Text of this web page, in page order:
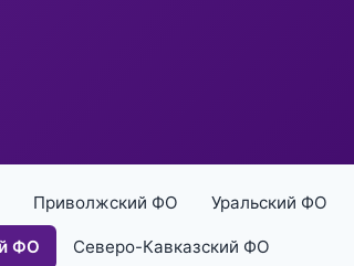
Приволжский ФО Уральский ФО
ФО Северо-Кавказский ФО